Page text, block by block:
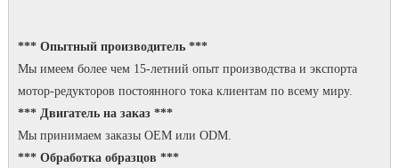
*** Опытный производитель ***
Мы имеем более чем 15-летний опыт производства и экспорта
мотор-редукторов постоянного тока клиентам по всему миру.
*** Двигатель на заказ ***
Мы принимаем заказы OEM или ODM.
*** Обработка образцов ***